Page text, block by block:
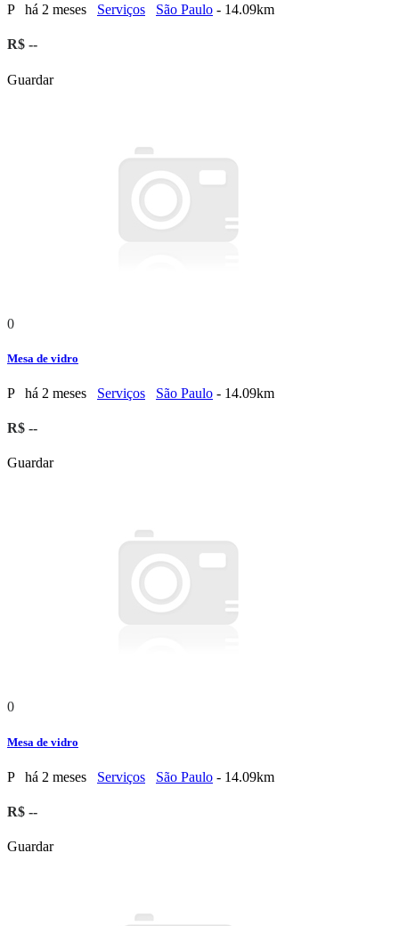
P há 2 meses Serviços São Paulo - 14.09km
R$ --
Guardar
0
Mesa de vidro
P há 2 meses Serviços São Paulo - 14.09km
R$ --
Guardar
0
Mesa de vidro
P há 2 meses Serviços São Paulo - 14.09km
R$ --
Guardar